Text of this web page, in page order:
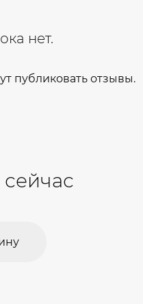
нет.
публиковать отзывы.